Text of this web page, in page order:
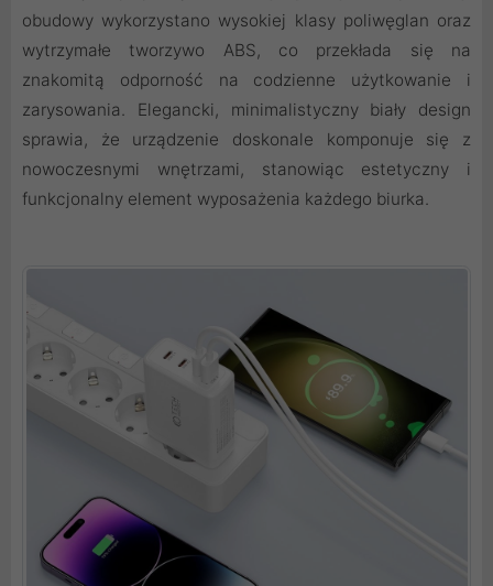
obudowy wykorzystano wysokiej klasy poliwęglan oraz
wytrzymałe tworzywo ABS, co przekłada się na
znakomitą odporność na codzienne użytkowanie i
zarysowania. Elegancki, minimalistyczny biały design
sprawia, że urządzenie doskonale komponuje się z
nowoczesnymi wnętrzami, stanowiąc estetyczny i
funkcjonalny element wyposażenia każdego biurka.